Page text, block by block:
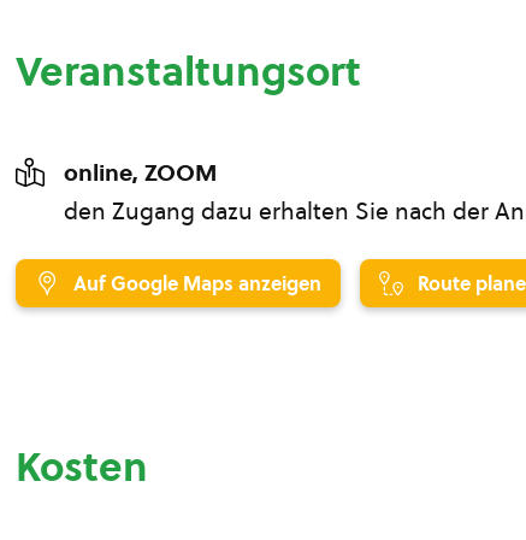
Veranstaltungsort
online, ZOOM
den Zugang dazu erhalten Sie nach der
Auf Google Maps anzeigen Route
Kosten